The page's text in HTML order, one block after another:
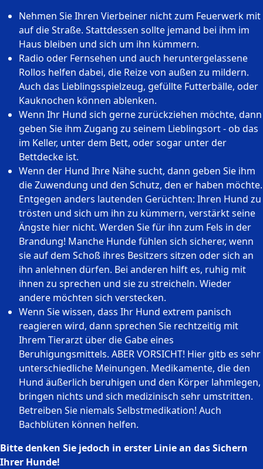
Nehmen Sie Ihren Vierbeiner nicht zum Feuerwerk mit
auf die Straße. Stattdessen sollte jemand bei ihm im
Haus bleiben und sich um ihn kümmern.
Radio oder Fernsehen und auch heruntergelassene
Rollos helfen dabei, die Reize von außen zu mildern.
Auch das Lieblingsspielzeug, gefüllte Futterbälle, oder
Kauknochen können ablenken.
Wenn Ihr Hund sich gerne zurückziehen möchte, dann
geben Sie ihm Zugang zu seinem Lieblingsort - ob das
im Keller, unter dem Bett, oder sogar unter der
Bettdecke ist.
Wenn der Hund Ihre Nähe sucht, dann geben Sie ihm
die Zuwendung und den Schutz, den er haben möchte.
Entgegen anders lautenden Gerüchten: Ihren Hund zu
trösten und sich um ihn zu kümmern, verstärkt seine
Ängste hier nicht. Werden Sie für ihn zum Fels in der
Brandung! Manche Hunde fühlen sich sicherer, wenn
sie auf dem Schoß ihres Besitzers sitzen oder sich an
ihn anlehnen dürfen. Bei anderen hilft es, ruhig mit
ihnen zu sprechen und sie zu streicheln. Wieder
andere möchten sich verstecken.
Wenn Sie wissen, dass Ihr Hund extrem panisch
reagieren wird, dann sprechen Sie rechtzeitig mit
Ihrem Tierarzt über die Gabe eines
Beruhigungsmittels. ABER VORSICHT! Hier gitb es sehr
unterschiedliche Meinungen. Medikamente, die den
Hund äußerlich beruhigen und den Körper lahmlegen,
bringen nichts und sich medizinisch sehr umstritten.
Betreiben Sie niemals Selbstmedikation! Auch
Bachblüten können helfen.
Bitte denken Sie jedoch in erster Linie an das Sichern
Ihrer Hunde!